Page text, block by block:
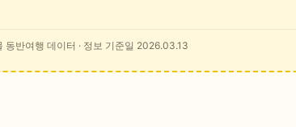
동반여행 데이터 · 정보 기준일 2026.03.13